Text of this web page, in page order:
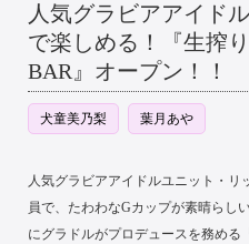
人気グラビアアイド
で楽しめる！『生搾
BAR』オープン！！
犬童美乃梨 葉月あや
人気グラビアアイドルユニット・
員で、たわわなGカップが素晴らし
にグラドルがプロデュースを務める